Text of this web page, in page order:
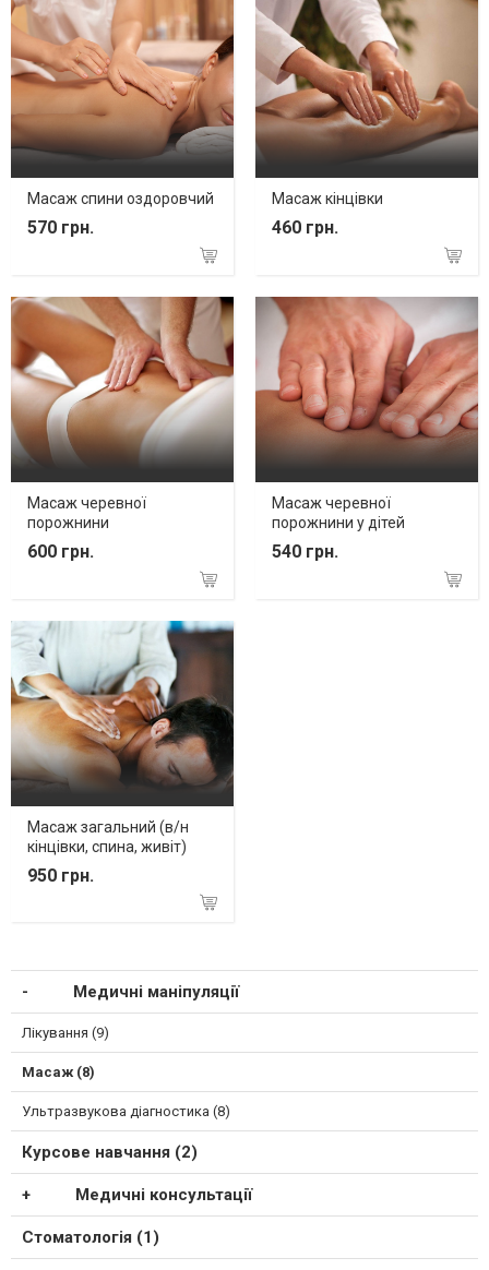
Масаж спини оздоровчий
570 грн.
Масаж кінцівки
460 грн.
Масаж черевної
порожнини
600 грн.
Масаж черевної
порожнини у дітей
540 грн.
Масаж загальний (в/н
кінцівки, спина, живіт)
950 грн.
Медичні маніпуляції
Лікування (9)
Масаж (8)
Ультразвукова діагностика (8)
Курсове навчання (2)
Медичні консультації
Стоматологія (1)